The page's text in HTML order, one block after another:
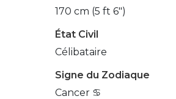
170 cm (5 ft 6")
État Civil
Célibataire
Signe du Zodiaque
Cancer ♋️